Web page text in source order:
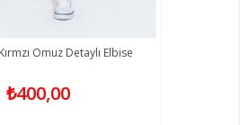
Omuz Detaylı Elbise
₺400,00